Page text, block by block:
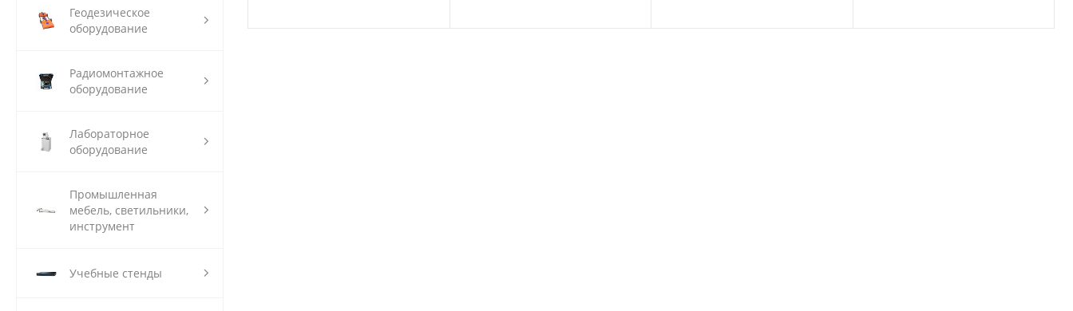
Геодезическое
оборудование
Радиомонтажное
оборудование
Лабораторное
оборудование
Промышленная
мебель, светильники,
инструмент
Учебные стенды